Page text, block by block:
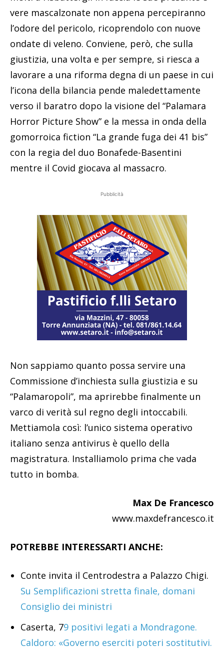
vere mascalzonate non appena percepiranno
l’odore del pericolo, ricoprendolo con nuove
ondate di veleno. Conviene, però, che sulla
giustizia, una volta e per sempre, si riesca a
lavorare a una riforma degna di un paese in cui
l’icona della bilancia pende maledettamente
verso il baratro dopo la visione del “Palamara
Horror Picture Show” e la messa in onda della
gomorroica fiction “La grande fuga dei 41 bis”
con la regia del duo Bonafede-Basentini
mentre il Covid giocava al massacro.
Pubblicità
Non sappiamo quanto possa servire una
Commissione d’inchiesta sulla giustizia e su
“Palamaropoli”, ma aprirebbe finalmente un
varco di verità sul regno degli intoccabili.
Mettiamola così: l’unico sistema operativo
italiano senza antivirus è quello della
magistratura. Installiamolo prima che vada
tutto in bomba.
Max De Francesco
www.maxdefrancesco.it
POTREBBE INTERESSARTI ANCHE:
Conte invita il Centrodestra a Palazzo Chigi.
Su Semplificazioni stretta finale, domani
Consiglio dei ministri
Caserta, 79 positivi legati a Mondragone.
Caldoro: «Governo eserciti poteri sostitutivi.